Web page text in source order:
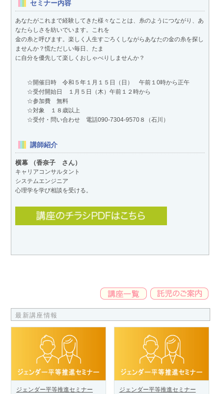
セミナー内容
あなたがこれまで経験してきた様々なことは、糸のようにつながり、あ
なたらしさを紡いでいます。これを
金の糸と呼びます。楽しく人生すごろくしながらあなたの金の糸を探し
ませんか？慌ただしい毎日、たま
に自分を優先して楽しくおしゃべりしませんか？
☆開催日時 令和５年１月１５日（日） 午前１0時から正午
☆受付開始日 １月５日（木）午前１２時から
☆参加費 無料
☆対象 １８歳以上
☆受付・問い合わせ 電話090-7304-9570８（石川）
講師紹介
横幕 （香奈子 さん）
キャリアコンサルタント
システムエンジニア
心理学を学び相談を受ける。
最新講座情報
ジェンダー平等推進セミナー
ジェンダー平等推進セミナー